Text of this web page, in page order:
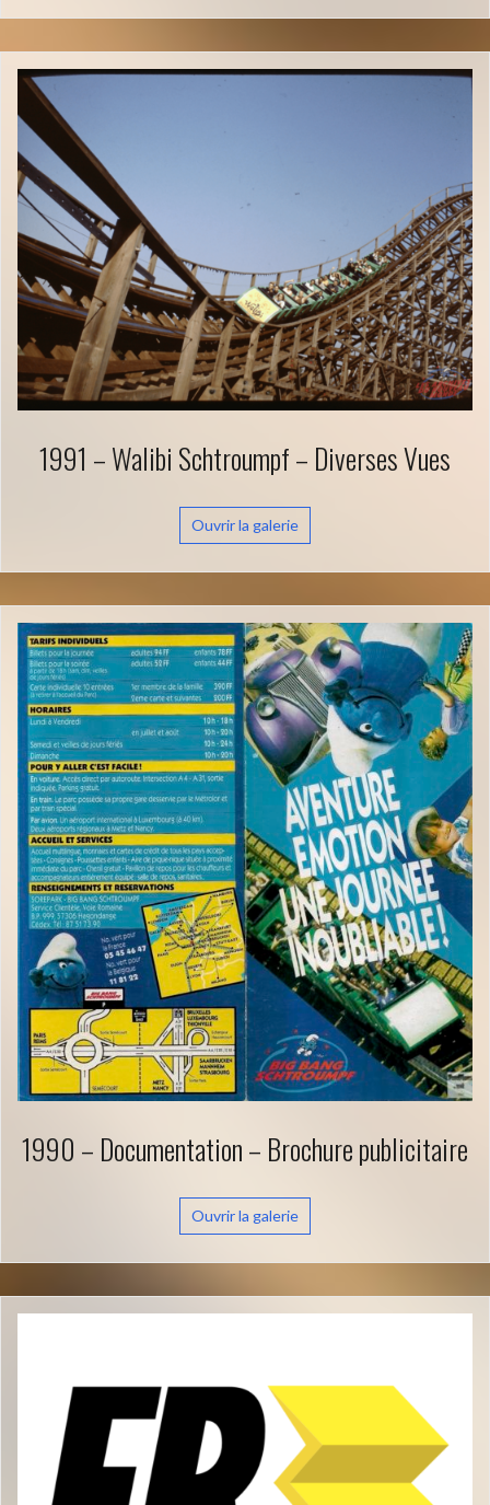
1991 – Walibi Schtroumpf – Diverses Vues
Ouvrir la galerie
1990 – Documentation – Brochure publicitaire
Ouvrir la galerie